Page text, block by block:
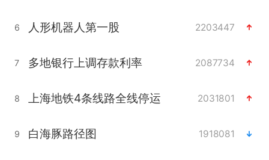
6 人形机器人第一股 2203447
7 多地银行上调存款利率 2087734
8 上海地铁4条线路全线停运 2031801
9 白海豚路径图 1918081